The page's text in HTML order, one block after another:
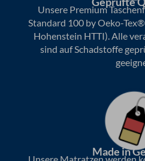
Unsere Premium
Standard 100 by Oeko-
Hohenstein HTTI). Alle
sind auf Schadstoffe
Made in